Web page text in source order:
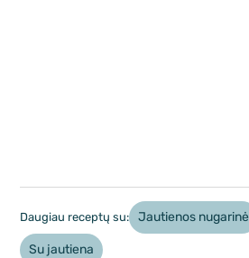
Daugiau receptų su: Jautienos nugarinė
Su jautiena